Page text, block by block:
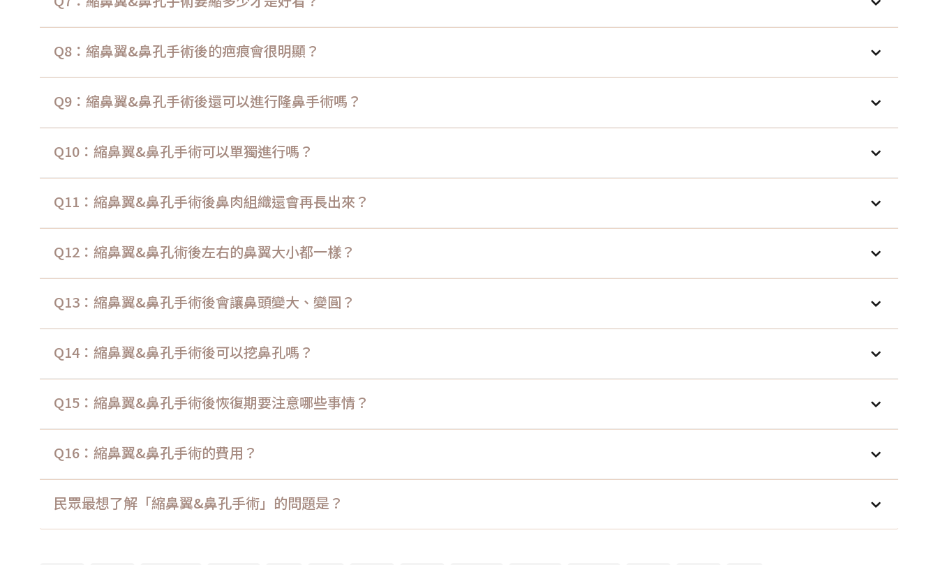
Q8：縮鼻翼&鼻孔手術後的疤痕會很明顯？
Q9：縮鼻翼&鼻孔手術後還可以進行隆鼻手術嗎？
Q10：縮鼻翼&鼻孔手術可以單獨進行嗎？
Q11：縮鼻翼&鼻孔手術後鼻肉組織還會再長出來？
Q12：縮鼻翼&鼻孔術後左右的鼻翼大小都一樣？
Q13：縮鼻翼&鼻孔手術後會讓鼻頭變大、變圓？
Q14：縮鼻翼&鼻孔手術後可以挖鼻孔嗎？
Q15：縮鼻翼&鼻孔手術後恢復期要注意哪些事情？
Q16：縮鼻翼&鼻孔手術的費用？
民眾最想了解「縮鼻翼&鼻孔手術」的問題是？